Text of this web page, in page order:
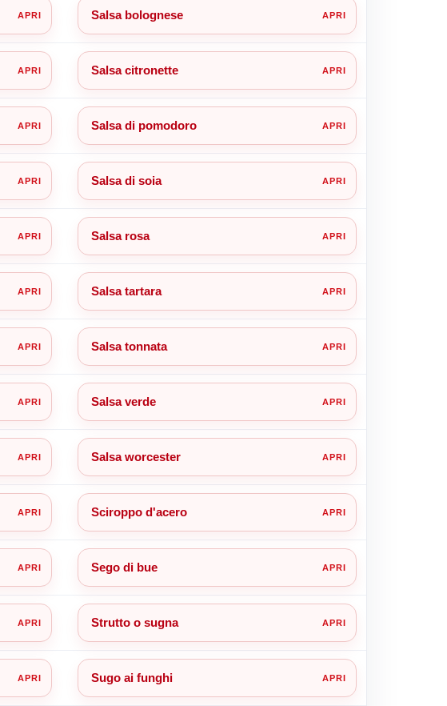
Salsa bolognese
Salsa citronette
Salsa di pomodoro
Salsa di soia
Salsa rosa
Salsa tartara
Salsa tonnata
Salsa verde
Salsa worcester
Sciroppo d'acero
Sego di bue
Strutto o sugna
Sugo ai funghi